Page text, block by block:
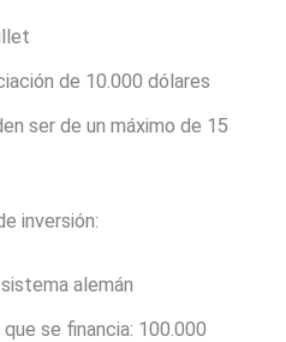
de 10.000 dólares
ser de un máximo de 15
inversión:
alemán
se financia: 100.000